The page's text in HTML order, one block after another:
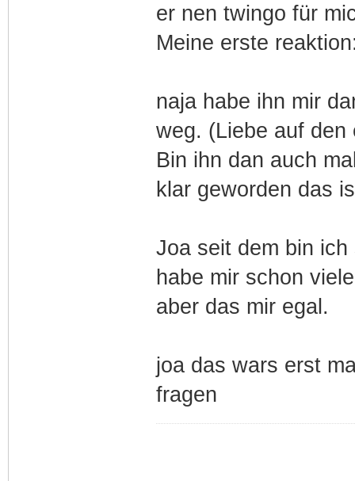
er nen twingo für
Meine erste
naja habe ihn mir
weg. (Liebe auf
Bin ihn dan auch
klar geworden das
Joa seit dem bin
habe mir schon
aber das mir egal.
joa das wars erst
fragen